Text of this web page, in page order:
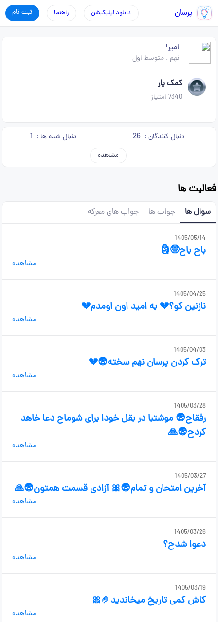
پرسان ثبت نام راهنما دانلود اپلیکیشن
امیر¹
نهم .متوسط اول
کمک یار
7340 امتیاز
دنبال کنندگان : 26 دنبال شده ها : 1
مشاهده
فعالیت ها
سوال ها جواب ها جواب های معرکه
1405/05/14
باح باح🤓🗿
مشاهده
1405/04/25
نازنین کو؟💔 به امید اون اومدم💔
مشاهده
1405/04/03
ترک کردن پرسان نهم سخته😨💔
مشاهده
1405/03/28
رفقاح😨 موشتبا در بقل خودا برای شوماح دعا خاهد
کردح😨🙏
مشاهده
1405/03/27
آخرین امتحان و تمام😨🎀 آزادی قسمت همتون😨🙏
مشاهده
1405/03/26
دعوا شدح؟
مشاهده
1405/03/19
کاش کمی تاریخ میخاندید🤌🎀
مشاهده